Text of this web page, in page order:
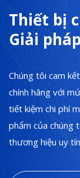
Thiết bị
Giải pháp
Chúng tôi cam
chính hãng với
tiết kiệm chi phí
phẩm của chúng
thương hiệu uy